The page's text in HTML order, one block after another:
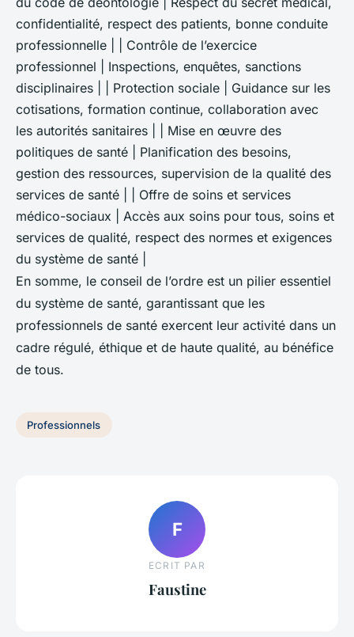
confidentialité, respect des patients, bonne conduite
professionnelle | | Contrôle de l’exercice
professionnel | Inspections, enquêtes, sanctions
disciplinaires | | Protection sociale | Guidance sur les
cotisations, formation continue, collaboration avec
les autorités sanitaires | | Mise en œuvre des
politiques de santé | Planification des besoins,
gestion des ressources, supervision de la qualité des
services de santé | | Offre de soins et services
médico-sociaux | Accès aux soins pour tous, soins et
services de qualité, respect des normes et exigences
du système de santé |
En somme, le conseil de l’ordre est un pilier essentiel
du système de santé, garantissant que les
professionnels de santé exercent leur activité dans un
cadre régulé, éthique et de haute qualité, au bénéfice
de tous.
Professionnels
F
ECRIT PAR
Faustine